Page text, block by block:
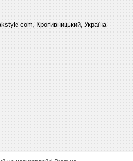
com, Кропивницький, Україна